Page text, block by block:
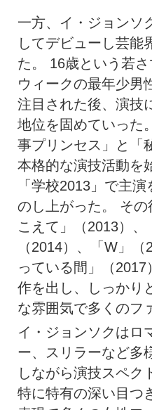
一方、イ・ジョンソ
してデビューし芸能
た。 16歳という若
ウィークの最年少男
注目された後、演技
地位を固めていった
事プリンセス」と「
本格的な演技活動を
「学校2013」で主
のし上がった。 そ
こえて」（2013）、
（2014）、「W」
っている間」（2017
作を出し、しっかり
な雰囲気で多くのフ
イ・ジョンソクはロ
ー、スリラーなど多
しながら演技スペク
特に特有の深い目つ